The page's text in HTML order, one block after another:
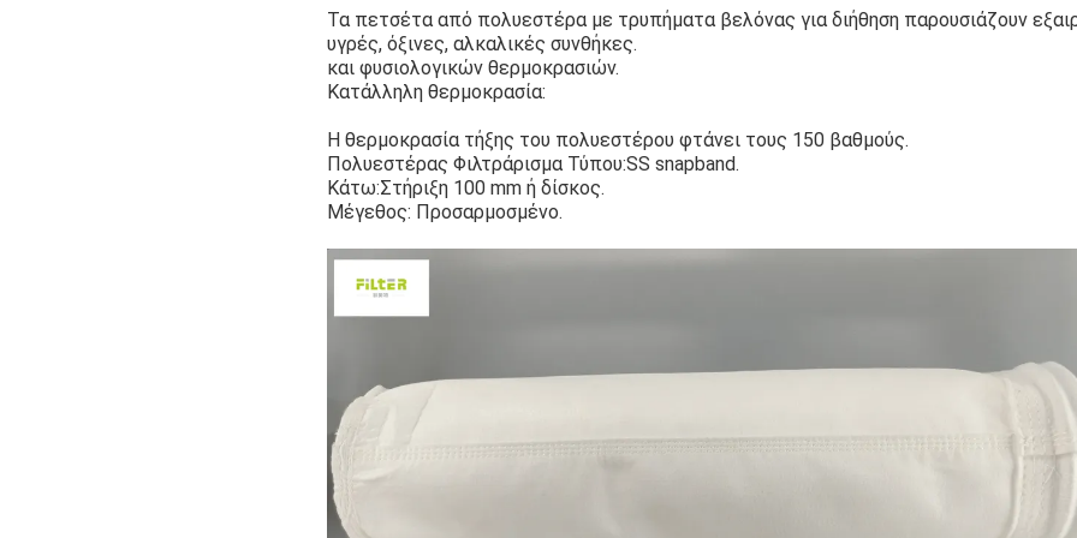
Τα πετσέτα από πολυεστέρα με τρυπήματα βελόνας για διήθηση παρουσιάζουν
υγρές, όξινες, αλκαλικές συνθήκες.
και φυσιολογικών θερμοκρασιών.
Κατάλληλη θερμοκρασία:
Η θερμοκρασία τήξης του πολυεστέρου φτάνει τους 150 βαθμούς.
Πολυεστέρας Φιλτράρισμα Τύπου:SS snapband.
Κάτω:Στήριξη 100 mm ή δίσκος.
Μέγεθος: Προσαρμοσμένο.